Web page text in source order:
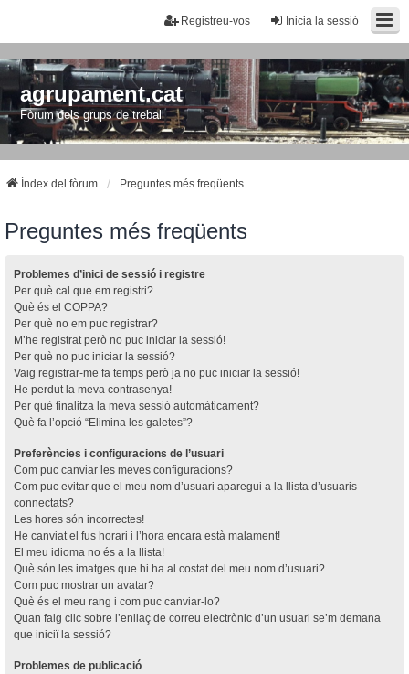
Inicia la sessió
Registreu-vos
agrupament.cat
Fòrum dels grups de treball
Índex del fòrum Preguntes més freqüents
Preguntes més freqüents
Problemes d’inici de sessió i registre
Per què cal que em registri?
Què és el COPPA?
Per què no em puc registrar?
M’he registrat però no puc iniciar la sessió!
Per què no puc iniciar la sessió?
Vaig registrar-me fa temps però ja no puc iniciar la sessió!
He perdut la meva contrasenya!
Per què finalitza la meva sessió automàticament?
Què fa l’opció “Elimina les galetes”?
Preferències i configuracions de l’usuari
Com puc canviar les meves configuracions?
Com puc evitar que el meu nom d’usuari aparegui a la llista d’usuaris
connectats?
Les hores són incorrectes!
He canviat el fus horari i l’hora encara està malament!
El meu idioma no és a la llista!
Què són les imatges que hi ha al costat del meu nom d’usuari?
Com puc mostrar un avatar?
Què és el meu rang i com puc canviar-lo?
Quan faig clic sobre l’enllaç de correu electrònic d’un usuari se’m demana
que iniciï la sessió?
Problemes de publicació